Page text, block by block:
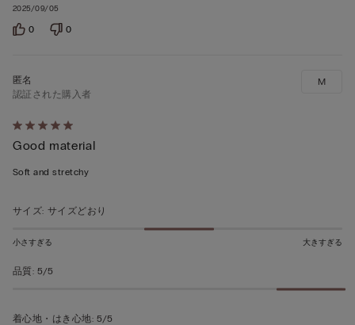
う
ち
評
2025/09/05
0 0
5
段
階
う
5
評
認証された購入者
Good material
Soft and stretchy
M
サイズ: サイズどおり
小さすぎる 大きすぎる
品質: 5/5
着心地・はき心地: 5/5